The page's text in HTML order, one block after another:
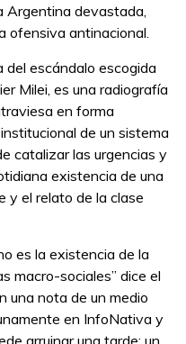
Argentina devastada,
ofensiva antinacional.
escándalo escogida
Milei, es una radiografía
en forma
de un sistema
catalizar las urgencias y
existencia de una
y el relato de la clase
es la existencia de la
macro-sociales” dice el
una nota de un medio
en InfoNativa y
arruinar una tarde; un